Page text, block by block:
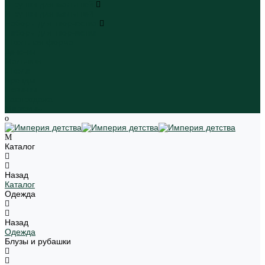
Каталог
Назад
Каталог
Одежда
Назад
Одежда
Блузы и рубашки